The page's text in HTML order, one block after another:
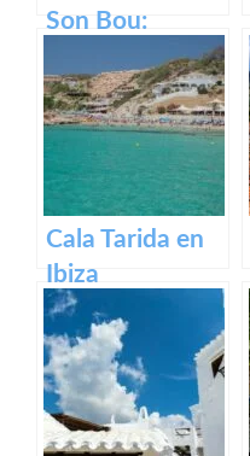
Son Bou:
descubre la
belleza de
Menorca
Cala Tarida en
Ibiza